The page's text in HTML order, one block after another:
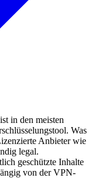
in den meisten
Was
Anbieter wie
legal.
geschützte Inhalte
von der VPN-